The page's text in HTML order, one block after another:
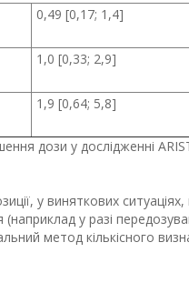
0,49 [0,17; 1,4]
1,0 [0,33; 2,9]
1,9 [0,64; 5,8]
дози у дослідженні
у виняткових
у разі
метод кількісного